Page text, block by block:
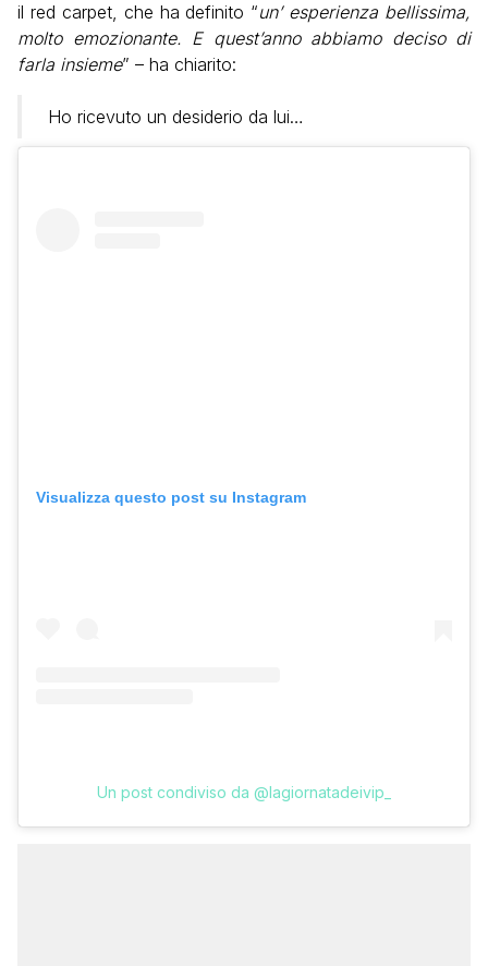
il red carpet, che ha definito “un’ esperienza bellissima,
molto emozionante. E quest’anno abbiamo deciso di
farla insieme” – ha chiarito:
Ho ricevuto un desiderio da lui…
Visualizza questo post su Instagram
Un post condiviso da @lagiornatadeivip_